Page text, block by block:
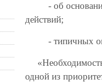
- об
действий;
- типичных
одной из